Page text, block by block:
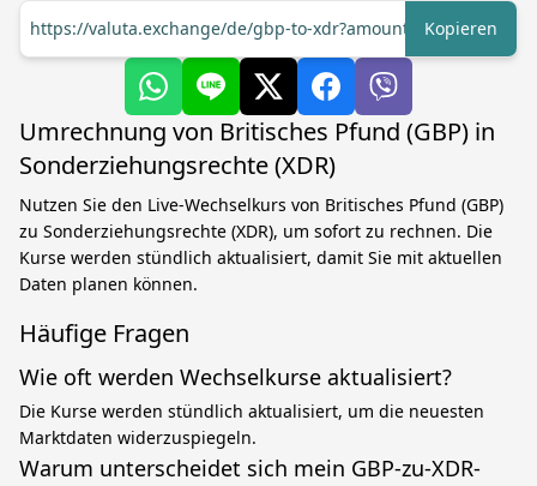
https://valuta.exchange/de/gbp-to-xdr?amount=1Kopieren
Umrechnung von Britisches Pfund (GBP) in
Sonderziehungsrechte (XDR)
Nutzen Sie den Live-Wechselkurs von Britisches Pfund (GBP)
zu Sonderziehungsrechte (XDR), um sofort zu rechnen. Die
Kurse werden stündlich aktualisiert, damit Sie mit aktuellen
Daten planen können.
Häufige Fragen
Wie oft werden Wechselkurse aktualisiert?
Die Kurse werden stündlich aktualisiert, um die neuesten
Marktdaten widerzuspiegeln.
Warum unterscheidet sich mein GBP-zu-XDR-